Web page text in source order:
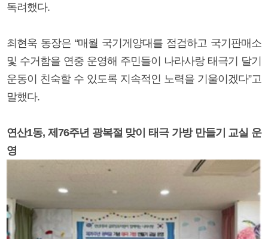
독려했다.
최현욱 동장은 “매월 국기게양대를 점검하고 국기판매소
및 수거함을 연중 운영해 주민들이 나라사랑 태극기 달기
운동이 친숙할 수 있도록 지속적인 노력을 기울이겠다”고
말했다.
연산1동, 제76주년 광복절 맞이 태극 가방 만들기 교실 운
영